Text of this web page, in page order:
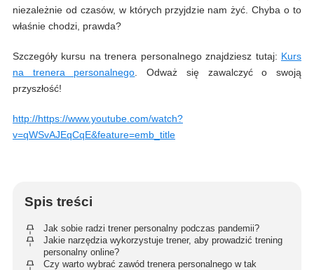
Spis treści
Jak sobie radzi trener personalny podczas pandemii?
Jakie narzędzia wykorzystuje trener, aby prowadzić trening
personalny online?
Czy warto wybrać zawód trenera personalnego w tak
niezależnie od czasów, w których przyjdzie nam żyć. Chyba o to
właśnie chodzi, prawda?
Szczegóły kursu na trenera personalnego znajdziesz tutaj: Kurs
na trenera personalnego . Odważ się zawalczyć o swoją
przyszłość!
http://https://www.youtube.com/watch?
v=qWSvAJEqCqE&feature=emb_title